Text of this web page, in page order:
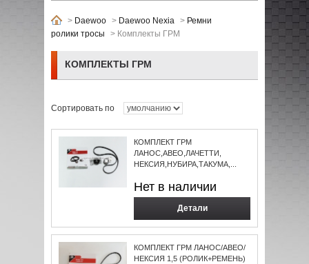
> Daewoo > Daewoo Nexia > Ремни
ролики тросы
> Комплекты ГРМ
КОМПЛЕКТЫ ГРМ
Сортировать по
КОМПЛЕКТ ГРМ
ЛАНОС,АВЕО,ЛАЧЕТТИ,
НЕКСИЯ,НУБИРА,ТАКУМА,...
Нет в наличии
Детали
КОМПЛЕКТ ГРМ ЛАНОС/АВЕО/
НЕКСИЯ 1,5 (РОЛИК+РЕМЕНЬ)